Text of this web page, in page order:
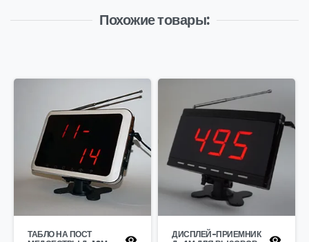
Похожие товары:
ТАБЛО НА ПОСТ
ДИСПЛЕЙ-ПРИЕМНИК